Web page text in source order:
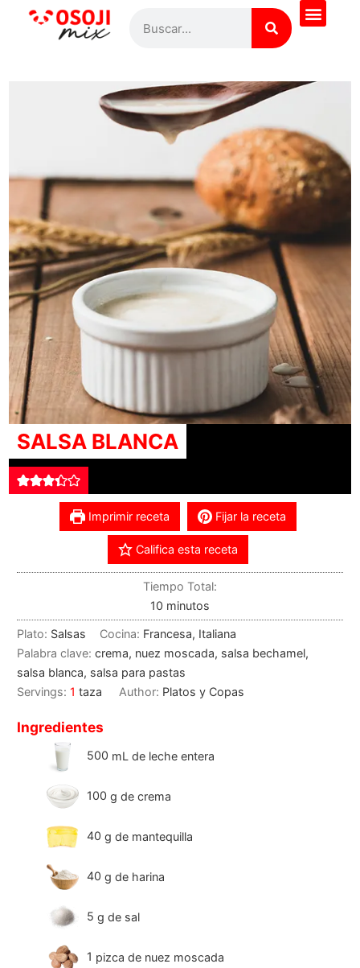
SALSA BLANCA
Imprimir receta Fijar la receta
Califica esta receta
Tiempo Total:
10 minutos
Plato: Salsas Cocina: Francesa, Italiana
Palabra clave: crema, nuez moscada, salsa bechamel,
salsa blanca, salsa para pastas
Servings: 1 taza Author: Platos y Copas
Ingredientes
500 mL de leche entera
100 g de crema
40 g de mantequilla
40 g de harina
5 g de sal
1 pizca de nuez moscada